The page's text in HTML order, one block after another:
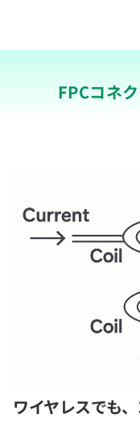
FPCコネ
ワイヤレスでも